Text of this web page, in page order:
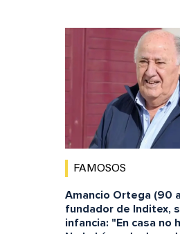
FAMOSOS
Amancio Ortega (90
fundador de Inditex,
infancia: "En casa no